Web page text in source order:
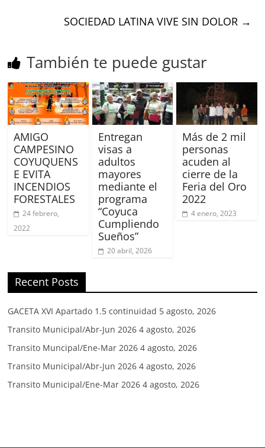
SOCIEDAD LATINA VIVE SIN DOLOR →
También te puede gustar
AMIGO
CAMPESINO
COYUQUENS
E EVITA
INCENDIOS
FORESTALES
24 febrero,
2022
Entregan
visas a
adultos
mayores
mediante el
programa
“Coyuca
Cumpliendo
Sueños”
20 abril, 2026
Más de 2 mil
personas
acuden al
cierre de la
Feria del Oro
2022
4 enero, 2023
Recent Posts
GACETA XVI Apartado 1.5 continuidad 5 agosto, 2026
Transito Municipal/Abr-Jun 2026 4 agosto, 2026
Transito Muncipal/Ene-Mar 2026 4 agosto, 2026
Transito Municipal/Abr-Jun 2026 4 agosto, 2026
Transito Municipal/Ene-Mar 2026 4 agosto, 2026